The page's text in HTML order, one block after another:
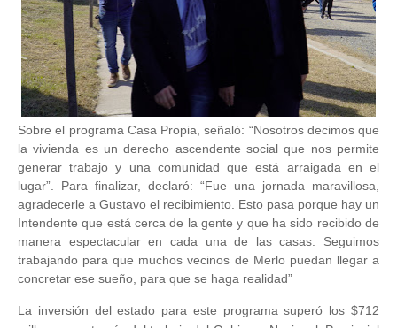
Sobre el programa Casa Propia, señaló: “Nosotros decimos que
la vivienda es un derecho ascendente social que nos permite
generar trabajo y una comunidad que está arraigada en el
lugar”. Para finalizar, declaró: “Fue una jornada maravillosa,
agradecerle a Gustavo el recibimiento. Esto pasa porque hay un
Intendente que está cerca de la gente y que ha sido recibido de
manera espectacular en cada una de las casas. Seguimos
trabajando para que muchos vecinos de Merlo puedan llegar a
concretar ese sueño, para que se haga realidad”
La inversión del estado para este programa superó los $712